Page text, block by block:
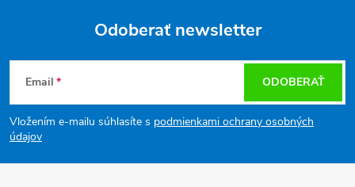
Z
á
p
Odoberať newsletter
Email
Vložením e-mailu súhlasíte s podmienkami ochrany osobných
údajov
ODOBERAŤ